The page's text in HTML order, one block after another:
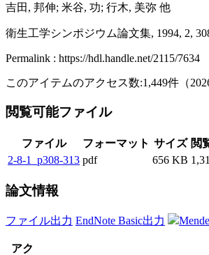
吉田, 邦伸; 米谷, 功; 行木, 美弥 他
衛生工学シンポジウム論文集, 1994, 2,
Permalink : https://hdl.handle.net/2115/7634
このアイテムのアクセス数:1,449件 （
閲覧可能ファイル
ファイル フォーマット サイズ 閲
2-8-1_p308-313 pdf 656 KB
論文情報
ファイル出力 EndNote Basic出力
アク